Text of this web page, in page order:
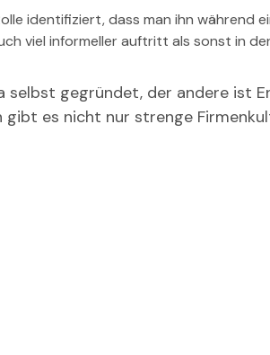
identifiziert, dass man ihn während
viel informeller auftritt als sonst in
gegründet, der andere ist
gibt es nicht nur strenge